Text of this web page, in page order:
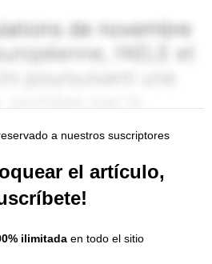
a nuestros suscriptores
el artículo,
ilimitada en todo el sitio